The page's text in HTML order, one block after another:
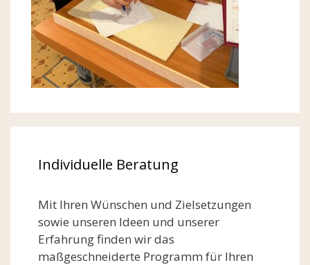
Individuelle Beratung
Mit Ihren Wünschen und Zielsetzungen
sowie unseren Ideen und unserer
Erfahrung finden wir das
maßgeschneiderte Programm für Ihren